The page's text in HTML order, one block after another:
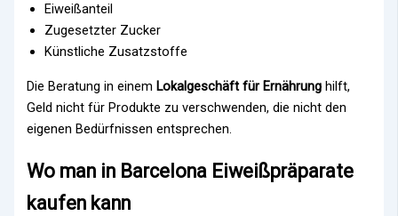
Eiweißanteil
Zugesetzter Zucker
Künstliche Zusatzstoffe
Die Beratung in einemLokalgeschäft für Ernährung hilft,
Geld nicht für Produkte zu verschwenden, die nicht den
eigenen Bedürfnissen entsprechen.
Wo man in Barcelona Eiweißpräparate
kaufen kann